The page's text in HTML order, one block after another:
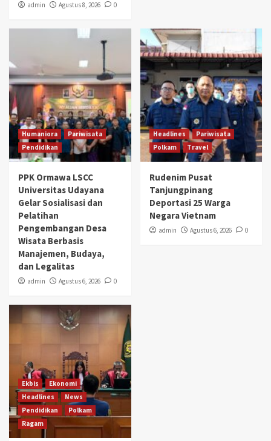
admin Agustus 8, 2026 0
Humaniora
Pariwisata
Pendidikan
PPK Ormawa LSCC
Universitas Udayana
Gelar Sosialisasi dan
Pelatihan
Pengembangan Desa
Wisata Berbasis
Manajemen, Budaya,
dan Legalitas
admin Agustus 6, 2026 0
Headlines
Pariwisata
Polkam
Travel
Rudenim Pusat
Tanjungpinang
Deportasi 25 Warga
Negara Vietnam
admin Agustus 6, 2026 0
Ekbis
Ekonomi
Headlines
News
Pendidikan
Polkam
Ragam